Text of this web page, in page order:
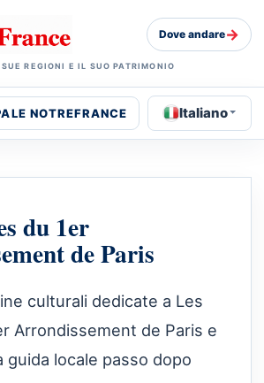
REGIONI E IL SUO PATRIMONIO
Dove andare→
NOTREFRANCE Italiano
du 1er
de Paris
culturali dedicate a Les
Arrondissement de Paris e
guida locale passo dopo